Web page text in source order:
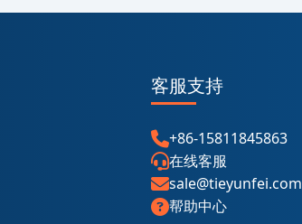
客服支持
+86-15811845863
在线客服
sale@tieyunfei.com
帮助中心